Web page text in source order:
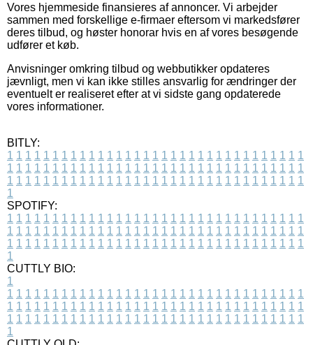
Vores hjemmeside finansieres af annoncer. Vi arbejder
sammen med forskellige e-firmaer eftersom vi markedsfører
deres tilbud, og høster honorar hvis en af vores besøgende
udfører et køb.
Anvisninger omkring tilbud og webbutikker opdateres
jævnligt, men vi kan ikke stilles ansvarlig for ændringer der
eventuelt er realiseret efter at vi sidste gang opdaterede
vores informationer.
BITLY:
1 1 1 1 1 1 1 1 1 1 1 1 1 1 1 1 1 1 1 1 1 1 1 1 1 1 1 1 1 1 1 1 1
1 1 1 1 1 1 1 1 1 1 1 1 1 1 1 1 1 1 1 1 1 1 1 1 1 1 1 1 1 1 1 1 1
1 1 1 1 1 1 1 1 1 1 1 1 1 1 1 1 1 1 1 1 1 1 1 1 1 1 1 1 1 1 1 1 1
1
SPOTIFY:
1 1 1 1 1 1 1 1 1 1 1 1 1 1 1 1 1 1 1 1 1 1 1 1 1 1 1 1 1 1 1 1 1
1 1 1 1 1 1 1 1 1 1 1 1 1 1 1 1 1 1 1 1 1 1 1 1 1 1 1 1 1 1 1 1 1
1 1 1 1 1 1 1 1 1 1 1 1 1 1 1 1 1 1 1 1 1 1 1 1 1 1 1 1 1 1 1 1 1
1
CUTTLY BIO:
1
1 1 1 1 1 1 1 1 1 1 1 1 1 1 1 1 1 1 1 1 1 1 1 1 1 1 1 1 1 1 1 1 1
1 1 1 1 1 1 1 1 1 1 1 1 1 1 1 1 1 1 1 1 1 1 1 1 1 1 1 1 1 1 1 1 1
1 1 1 1 1 1 1 1 1 1 1 1 1 1 1 1 1 1 1 1 1 1 1 1 1 1 1 1 1 1 1 1 1
1